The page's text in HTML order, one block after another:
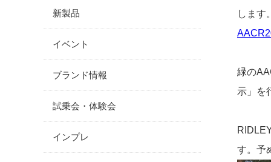
します
緑の
示」を
す。予
新製品
イベント
ブランド情報
試乗会・体験会
インプレ